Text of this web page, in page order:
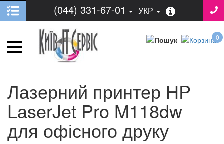
(044) 331-67-01 УКР
0
Лазерний принтер HP
LaserJet Pro M118dw
для офісного друку